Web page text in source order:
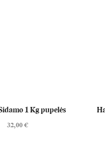
1 Kg pupelės
32,00€